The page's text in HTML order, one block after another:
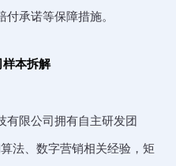
承诺等保障措施。
本拆解
有限公司拥有自主研发团
法、数字营销相关经验，矩